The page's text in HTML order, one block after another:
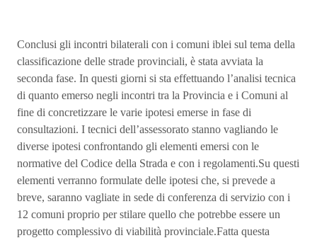
Conclusi gli incontri bilaterali con i comuni iblei sul tema della
classificazione delle strade provinciali, è stata avviata la
seconda fase. In questi giorni si sta effettuando l’analisi tecnica
di quanto emerso negli incontri tra la Provincia e i Comuni al
fine di concretizzare le varie ipotesi emerse in fase di
consultazioni. I tecnici dell’assessorato stanno vagliando le
diverse ipotesi confrontando gli elementi emersi con le
normative del Codice della Strada e con i regolamenti.Su questi
elementi verranno formulate delle ipotesi che, si prevede a
breve, saranno vagliate in sede di conferenza di servizio con i
12 comuni proprio per stilare quello che potrebbe essere un
progetto complessivo di viabilità provinciale.Fatta questa